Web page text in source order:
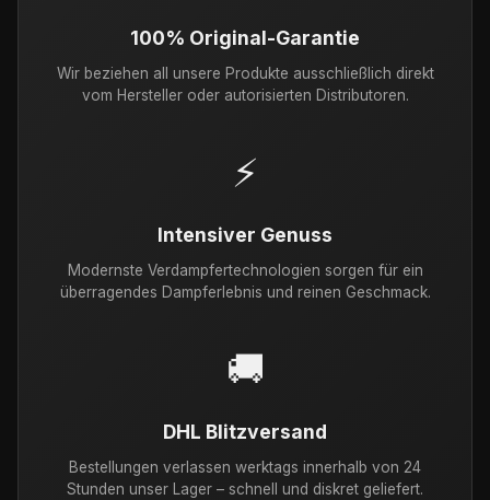
100% Original-Garantie
Wir beziehen all unsere Produkte ausschließlich direkt
vom Hersteller oder autorisierten Distributoren.
⚡
Intensiver Genuss
Modernste Verdampfertechnologien sorgen für ein
überragendes Dampferlebnis und reinen Geschmack.
🚚
DHL Blitzversand
Bestellungen verlassen werktags innerhalb von 24
Stunden unser Lager – schnell und diskret geliefert.